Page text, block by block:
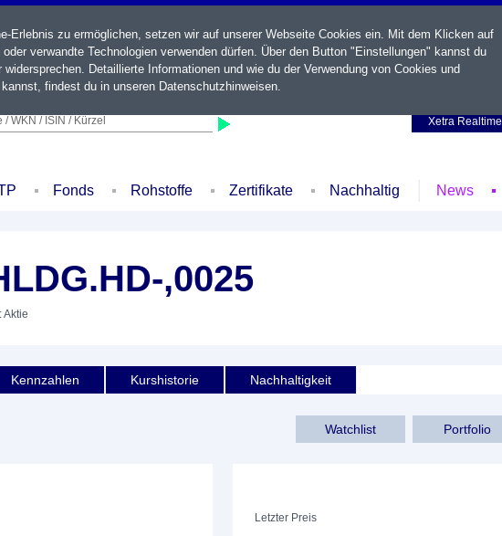
/ WKN / ISIN / Kürzel
Xetra Realtime
Fonds Rohstoffe Zertifikate Nachhaltig News
,0025
Aktie
Kennzahlen Kurshistorie Nachhaltigkeit
Watchlist Portfolio
Letzter Preis
Erlebnis zu ermöglichen, setzen wir auf unserer Webseite Cookies ein. Mit dem Klicken auf
verwandte Technologien verwenden dürfen. Über den Button "Einstellungen" kannst du
Detaillierte Informationen und wie du der Verwendung von Cookies und
findest du in unseren Datenschutzhinweisen.